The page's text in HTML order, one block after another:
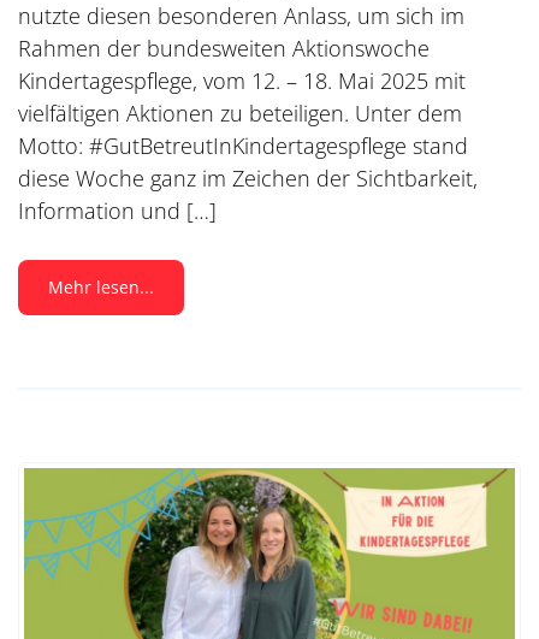
nutzte diesen besonderen Anlass, um sich im
Rahmen der bundesweiten Aktionswoche
Kindertagespflege, vom 12. – 18. Mai 2025 mit
vielfältigen Aktionen zu beteiligen. Unter dem
Motto: #GutBetreutInKindertagespflege stand
diese Woche ganz im Zeichen der Sichtbarkeit,
Information und […]
Mehr lesen...